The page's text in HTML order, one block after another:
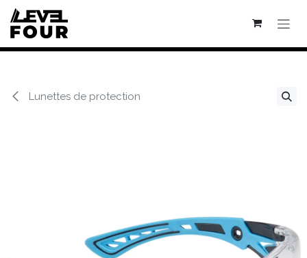
Se rendre au contenu
Lunettes de protection